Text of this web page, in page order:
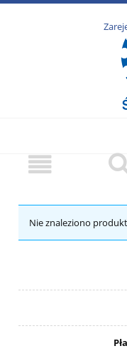
Nie znaleziono